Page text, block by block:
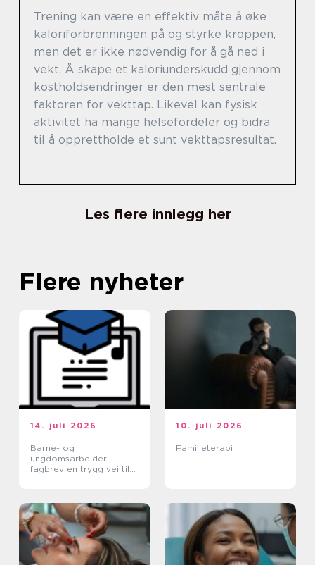
Trening kan være en effektiv måte å øke
kaloriforbrenningen på og styrke kroppen,
men det er ikke nødvendig for å gå ned i
vekt. Å skape et kaloriunderskudd gjennom
kostholdsendringer er den mest sentrale
faktoren for vekttap. Likevel kan fysisk
aktivitet ha mange helsefordeler og bidra
til å opprettholde et sunt vekttapsresultat.
Les flere innlegg her
Flere nyheter
14. juli 2026
Barne- og
ungdomsarbeider
fagbrev en trygg vei til
10. juli 2026
Familieterapi